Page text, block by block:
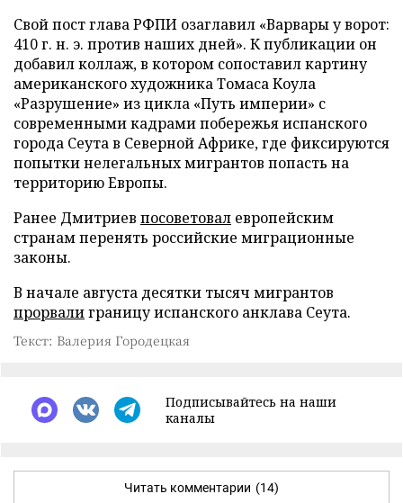
Свой пост глава РФПИ озаглавил «Варвары у ворот:
410 г. н. э. против наших дней». К публикации он
добавил коллаж, в котором сопоставил картину
американского художника Томаса Коула
«Разрушение» из цикла «Путь империи» с
современными кадрами побережья испанского
города Сеута в Северной Африке, где фиксируются
попытки нелегальных мигрантов попасть на
территорию Европы.
Ранее Дмитриев посоветовал европейским
странам перенять российские миграционные
законы.
В начале августа десятки тысяч мигрантов
прорвалиграницу испанского анклава Сеута.
Текст: Валерия Городецкая
Подписывайтесь на наши
каналы
Читать комментарии (14)